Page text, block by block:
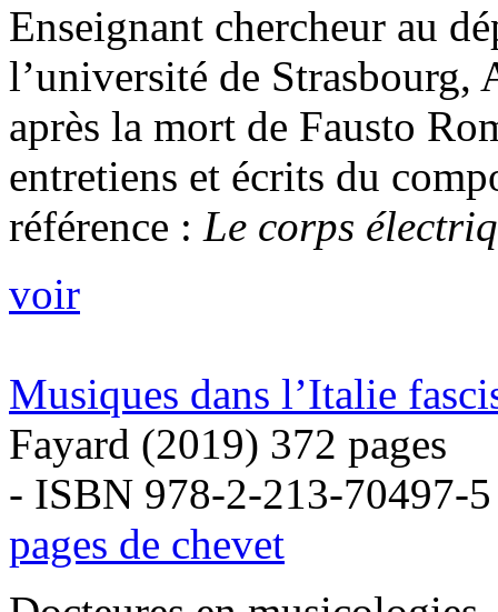
Enseignant chercheur au
l’université de Strasbourg,
après la mort de Fausto
entretiens et écrits du
référence : Le corps
voir
Musiques dans l’Italie
Fayard (2019) 372 pages
- ISBN 978-2-213-70497-5
pages de chevet